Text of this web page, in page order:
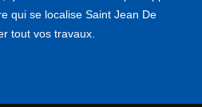
qui se localise Saint Jean De
tout vos travaux.